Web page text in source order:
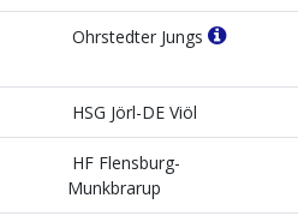
Ohrstedter Jungs
HSG Jörl-DE Viöl
HF Flensburg-
Munkbrarup